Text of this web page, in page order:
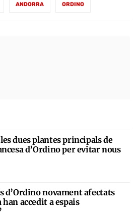
ANDORRA ORDINO
dues plantes principals de
d’Ordino per evitar nous
d’Ordino novament afectats
accedit a espais